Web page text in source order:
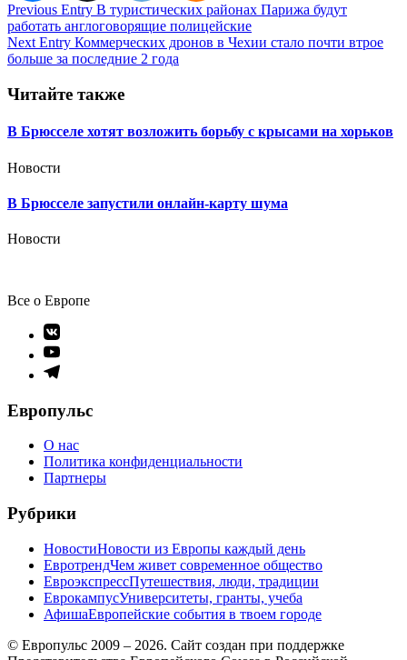
Навигация
по
записям
Previous Entry В туристических районах Парижа будут
работать англоговорящие полицейские
Next Entry Коммерческих дронов в Чехии стало почти втрое
больше за последние 2 года
Читайте также
В Брюсселе хотят возложить борьбу с крысами на хорьков
Новости
В Брюсселе запустили онлайн-карту шума
Новости
Все о Европе
Элемент
меню
Элемент
меню
Элемент
Европульс
О нас
Политика конфиденциальности
Партнеры
Рубрики
НовостиНовости из Европы каждый день
ЕвротрендЧем живет современное общество
ЕвроэкспрессПутешествия, люди, традиции
ЕврокампусУниверситеты, гранты, учеба
АфишаЕвропейские события в твоем городе
© Европульс 2009 – 2026. Сайт создан при поддержке